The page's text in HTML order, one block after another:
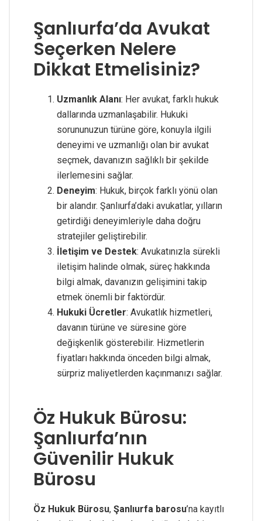
Şanlıurfa’da Avukat
Seçerken Nelere
Dikkat Etmelisiniz?
Uzmanlık Alanı: Her avukat, farklı hukuk
dallarında uzmanlaşabilir. Hukuki
sorununuzun türüne göre, konuyla ilgili
deneyimi ve uzmanlığı olan bir avukat
seçmek, davanızın sağlıklı bir şekilde
ilerlemesini sağlar.
Deneyim: Hukuk, birçok farklı yönü olan
bir alandır. Şanlıurfa’daki avukatlar, yılların
getirdiği deneyimleriyle daha doğru
stratejiler geliştirebilir.
İletişim ve Destek: Avukatınızla sürekli
iletişim halinde olmak, süreç hakkında
bilgi almak, davanızın gelişimini takip
etmek önemli bir faktördür.
Hukuki Ücretler: Avukatlık hizmetleri,
davanın türüne ve süresine göre
değişkenlik gösterebilir. Hizmetlerin
fiyatları hakkında önceden bilgi almak,
sürpriz maliyetlerden kaçınmanızı sağlar.
Öz Hukuk Bürosu:
Şanlıurfa’nın
Güvenilir Hukuk
Bürosu
Öz Hukuk Bürosu, Şanlıurfa barosu’na kayıtlı